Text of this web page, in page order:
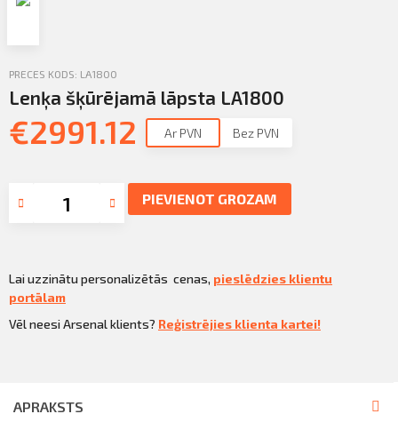
Sazināties
Iziet
PRECES KODS: LA1800
Lenķa šķūrējamā lāpsta LA1800
€2991.12 Ar PVN Bez PVN
PIEVIENOT GROZAM
Lai uzzinātu personalizētās cenas, pieslēdzies klientu
portālam
Vēl neesi Arsenal klients? Reģistrējies klienta kartei!
APRAKSTS